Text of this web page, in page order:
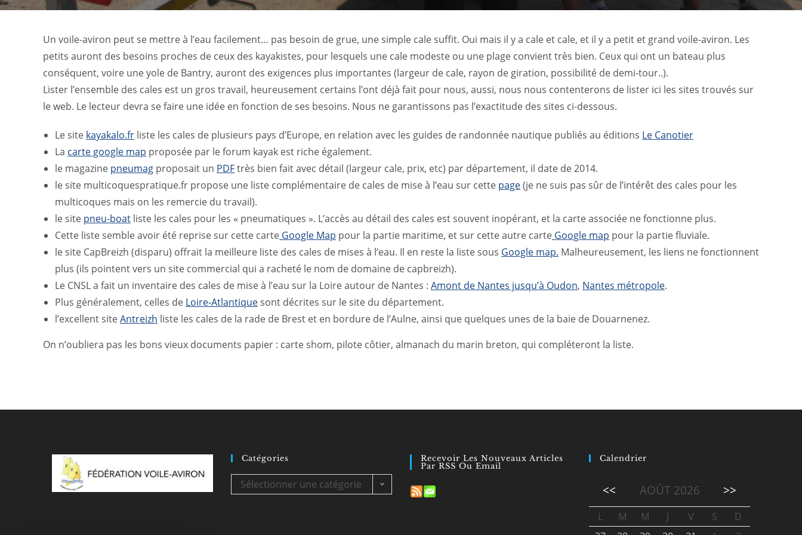
Un voile-aviron peut se mettre à l’eau facilement… pas besoin de grue, une simple cale suffit. Oui mais il y a cale et cale, et il y a petit et grand voile-aviron. Les
petits auront des besoins proches de ceux des kayakistes, pour lesquels une cale modeste ou une plage convient très bien. Ceux qui ont un bateau plus
conséquent, voire une yole de Bantry, auront des exigences plus importantes (largeur de cale, rayon de giration, possibilité de demi-tour..).
Lister l’ensemble des cales est un gros travail, heureusement certains l’ont déjà fait pour nous, aussi, nous nous contenterons de lister ici les sites trouvés sur
le web. Le lecteur devra se faire une idée en fonction de ses besoins. Nous ne garantissons pas l’exactitude des sites ci-dessous.
Le site kayakalo.fr liste les cales de plusieurs pays d’Europe, en relation avec les guides de randonnée nautique publiés au éditions Le Canotier
La carte google map proposée par le forum kayak est riche également.
le magazine pneumag proposait un PDFtrès bien fait avec détail (largeur cale, prix, etc) par département, il date de 2014.
le site multicoquespratique.fr propose une liste complémentaire de cales de mise à l’eau sur cette page(je ne suis pas sûr de l’intérêt des cales pour les
multicoques mais on les remercie du travail).
le site pneu-boat liste les cales pour les « pneumatiques ». L’accès au détail des cales est souvent inopérant, et la carte associée ne fonctionne plus.
Cette liste semble avoir été reprise sur cette carte Google Map pour la partie maritime, et sur cette autre carte Google map pour la partie fluviale.
le site CapBreizh (disparu) offrait la meilleure liste des cales de mises à l’eau. Il en reste la liste sous Google map. Malheureusement, les liens ne fonctionnent
plus (ils pointent vers un site commercial qui a racheté le nom de domaine de capbreizh).
Le CNSL a fait un inventaire des cales de mise à l’eau sur la Loire autour de Nantes : Amont de Nantes jusqu’à Oudon, Nantes métropole.
Plus généralement, celles de Loire-Atlantiquesont décrites sur le site du département.
l’excellent siteAntreizh liste les cales de la rade de Brest et en bordure de l’Aulne, ainsi que quelques unes de la baie de Douarnenez.
On n’oubliera pas les bons vieux documents papier : carte shom, pilote côtier, almanach du marin breton, qui compléteront la liste.
Catégories
Catégories
Sélectionner une catégorie
Recevoir Les Nouveaux Articles
Par RSS Ou Email
Calendrier
<< AOÛT 2026 >>
L M M J V S
D